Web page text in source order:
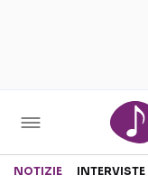
Sezioni
NOTIZIE INTERVISTE